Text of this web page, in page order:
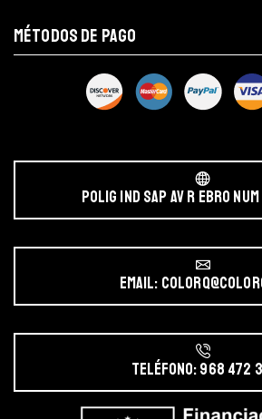
MÉTODOS DE PAGO
POLIG IND SAP AV r EBRO
Email:
Teléfono: 968 472